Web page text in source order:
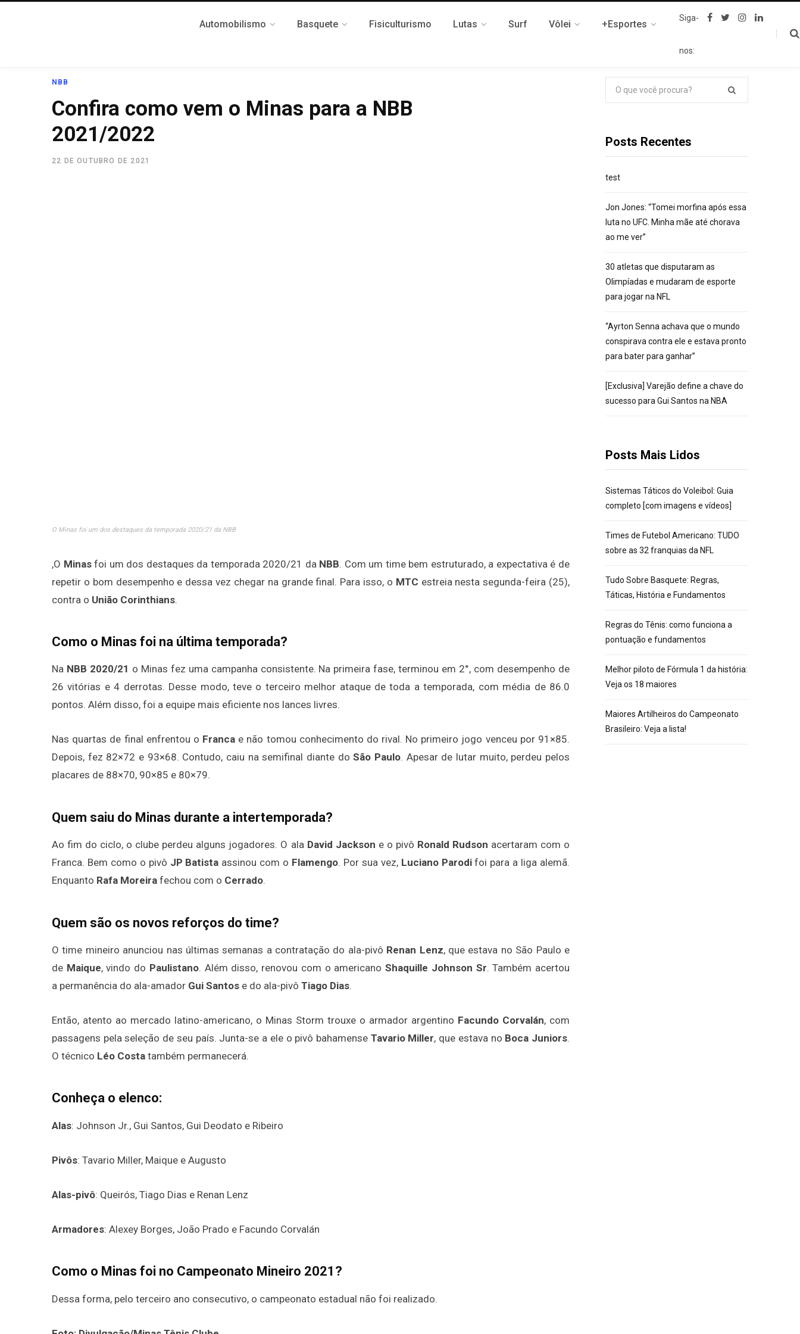
Automobilismo Basquete Fisiculturismo Lutas Surf Vôlei +Esportes
Siga-
nos:
F
I
L
NBB
Confira como vem o Minas para a NBB
2021/2022
22 DE OUTUBRO DE 2021
O Minas foi um dos destaques da temporada 2020/21 da NBB
,O Minasfoi um dos destaques da temporada 2020/21 da NBB. Com um time bem estruturado, a expectativa é de
repetir o bom desempenho e dessa vez chegar na grande final. Para isso, o MTC estreia nesta segunda-feira (25),
contra o União Corinthians.
Como o Minas foi na última temporada?
Na NBB 2020/21 o Minas fez uma campanha consistente. Na primeira fase, terminou em 2°, com desempenho de
26 vitórias e 4 derrotas. Desse modo, teve o terceiro melhor ataque de toda a temporada, com média de 86.0
pontos. Além disso, foi a equipe mais eficiente nos lances livres.
Nas quartas de final enfrentou o Franca e não tomou conhecimento do rival. No primeiro jogo venceu por 91×85.
Depois, fez 82×72 e 93×68. Contudo, caiu na semifinal diante doSão Paulo. Apesar de lutar muito, perdeu pelos
placares de 88×70, 90×85 e 80×79.
Quem saiu do Minas durante a intertemporada?
Ao fim do ciclo, o clube perdeu alguns jogadores. O ala David Jackson e o pivô Ronald Rudson acertaram com o
Franca. Bem como o pivô JP Batista assinou com o Flamengo. Por sua vez, Luciano Parodifoi para a liga alemã.
Enquanto Rafa Moreira fechou com o Cerrado.
Quem são os novos reforços do time?
O time mineiro anunciou nas últimas semanas a contratação do ala-pivô Renan Lenz, que estava no São Paulo e
de Maique, vindo do Paulistano. Além disso, renovou com o americanoShaquille Johnson Sr. Também acertou
a permanência do ala-amador Gui Santos e do ala-pivô Tiago Dias.
Então, atento ao mercado latino-americano, o Minas Storm trouxe o armador argentino Facundo Corvalán, com
passagens pela seleção de seu país. Junta-se a ele o pivô bahamense Tavario Miller, que estava no Boca Juniors.
O técnico Léo Costa também permanecerá.
Conheça o elenco:
Alas: Johnson Jr., Gui Santos, Gui Deodato e Ribeiro
Pivôs: Tavario Miller, Maique e Augusto
Alas-pivô: Queirós, Tiago Dias e Renan Lenz
Armadores: Alexey Borges, João Prado e Facundo Corvalán
Como o Minas foi no Campeonato Mineiro 2021?
Dessa forma, pelo terceiro ano consecutivo, o campeonato estadual não foi realizado.
Pesquisar
por:
Posts Recentes
test
Jon Jones: “Tomei morfina após essa
luta no UFC. Minha mãe até chorava
ao me ver”
30 atletas que disputaram as
Olimpíadas e mudaram de esporte
para jogar na NFL
“Ayrton Senna achava que o mundo
conspirava contra ele e estava pronto
para bater para ganhar”
[Exclusiva] Varejão define a chave do
sucesso para Gui Santos na NBA
Posts Mais Lidos
Sistemas Táticos do Voleibol: Guia
completo [com imagens e vídeos]
Times de Futebol Americano: TUDO
sobre as 32 franquias da NFL
Tudo Sobre Basquete: Regras,
Táticas, História e Fundamentos
Regras do Tênis: como funciona a
pontuação e fundamentos
Melhor piloto de Fórmula 1 da história:
Veja os 18 maiores
Maiores Artilheiros do Campeonato
Brasileiro: Veja a lista!